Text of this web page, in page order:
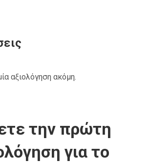
αξιολόγηση ακόμη.
την πρώτη
για το